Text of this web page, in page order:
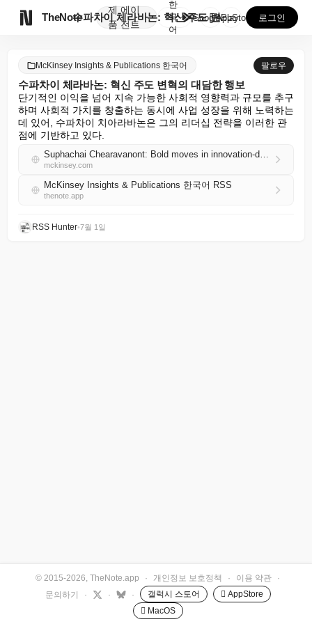
TheNote
제
품
에이
전트
수파차이 체라바논: 혁신 주도 변혁의 대담한 행보
한
국
어
GooglePlay
AppStore 로그인
McKinsey Insights & Publications 한국어 팔로우
수파차이 체라바논: 혁신 주도 변혁의 대담한 행보
단기적인 이익을 넘어 지속 가능한 사회적 영향력과 규모를 추구
하며 사회적 가치를 창출하는 동시에 사업 성장을 위해 노력하는
데 있어, 수파차이 치아라바논은 그의 리더십 전략을 이러한 관
점에 기반하고 있다.
Suphachai Chearavanont: Bold moves in innovation-driven transformation
mckinsey.com
McKinsey Insights & Publications 한국어 RSS
thenote.app
RSS Hunter•7월 1일
© 2015-2026, TheNote.app · 개인정보 보호정책 · 이용 약관
·
문의하기
· · · 갤럭시 스토어
 AppStore
 MacOS